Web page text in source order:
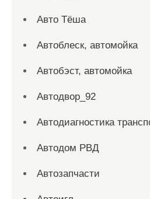
Авто Тёша
Автоблеск, автомойка
Автобэст, автомойка
Автодвор_92
Автодиагностика
Автодом РВД
Автозапчасти